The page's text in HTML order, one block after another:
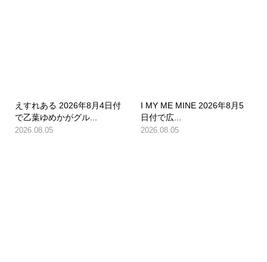
えすれある 2026年8月4日付
で乙葉ゆめかがグル...
2026.08.05
I MY ME MINE 2026年8月5
日付で広...
2026.08.05